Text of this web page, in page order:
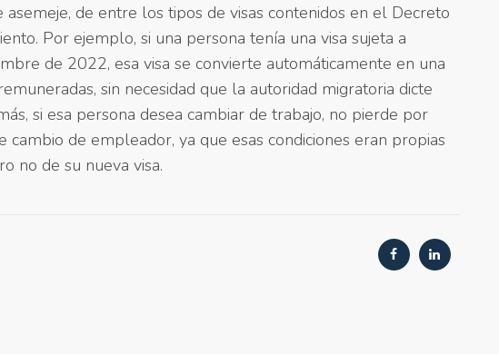
de entre los tipos de visas contenidos en el Decreto
Por ejemplo, si una persona tenía una visa sujeta a
de 2022, esa visa se convierte automáticamente en una
sin necesidad que la autoridad migratoria dicte
si esa persona desea cambiar de trabajo, no pierde por
de empleador, ya que esas condiciones eran propias
no de su nueva visa.